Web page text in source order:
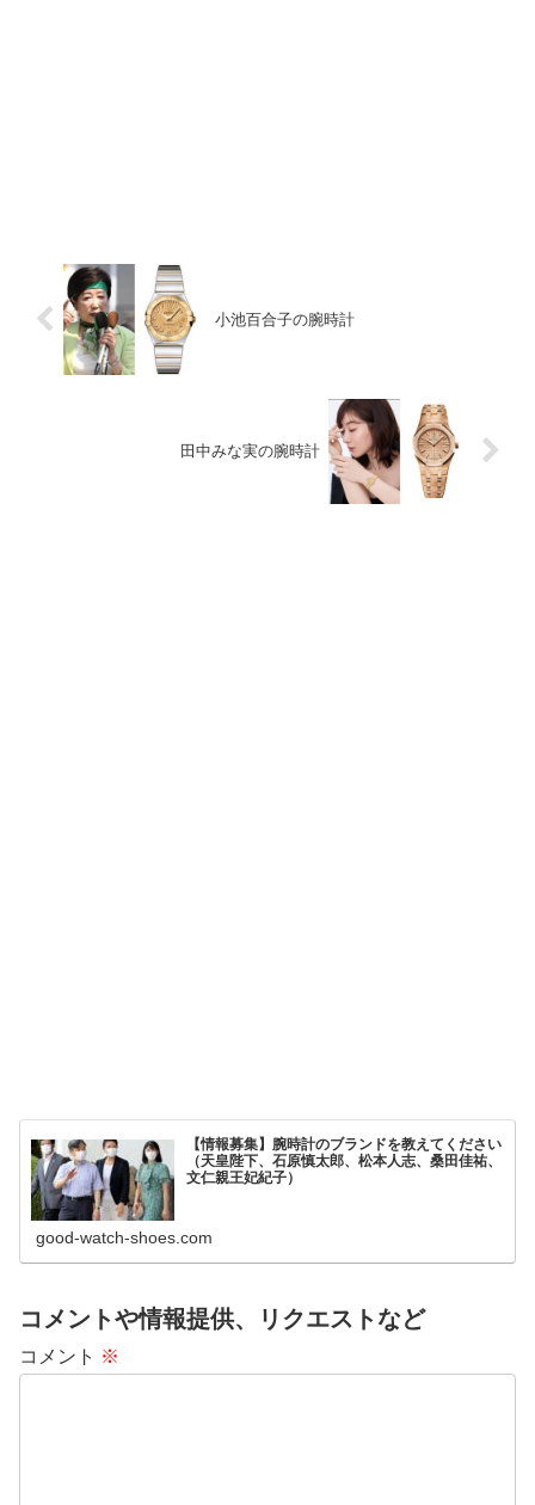
小池百合子の腕時計
田中みな実の腕時計
【情報募集】腕時計のブランドを教えてください
（天皇陛下、石原慎太郎、松本人志、桑田佳祐、
文仁親王妃紀子）
good-watch-shoes.com
コメントや情報提供、リクエストなど
コメント ※